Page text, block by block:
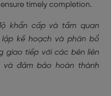
timely completion.
khẩn cấp và tầm quan
kế hoạch và phân bổ
giao tiếp với các bên liên
đảm bảo hoàn thành